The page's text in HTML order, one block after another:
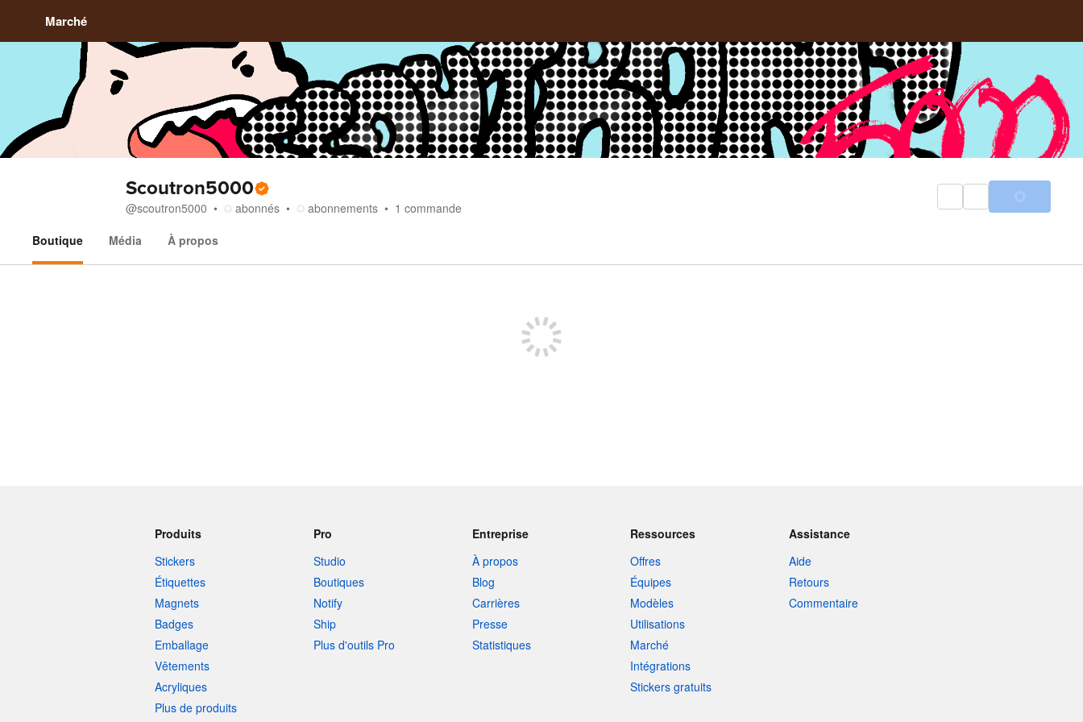
Marché
Scoutron5000
@scoutron5000 abonnés abonnements 1 commande
Boutique
Média À propos
Produits
Stickers
Étiquettes
Magnets
Badges
Emballage
Vêtements
Acryliques
Plus de produits
Pro
Studio
Boutiques
Notify
Ship
Plus d'outils Pro
Entreprise
À propos
Blog
Carrières
Presse
Statistiques
Ressources
Offres
Équipes
Modèles
Utilisations
Marché
Intégrations
Stickers gratuits
Assistance
Aide
Retours
Commentaire